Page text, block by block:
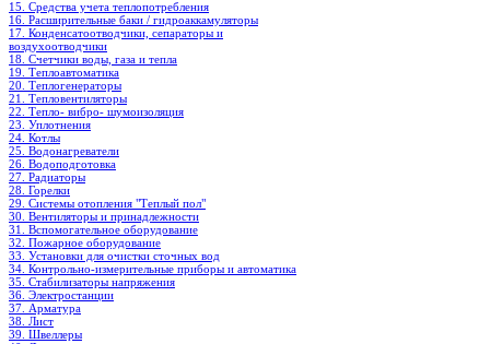
15. Средства учета теплопотребления
16. Расширительные баки / гидроаккамуляторы
17. Конденсатоотводчики, сепараторы и
воздухоотводчики
18. Счетчики воды, газа и тепла
19. Теплоавтоматика
20. Теплогенераторы
21. Тепловентиляторы
22. Тепло- вибро- шумоизоляция
23. Уплотнения
24. Котлы
25. Водонагреватели
26. Водоподготовка
27. Радиаторы
28. Горелки
29. Системы отопления "Теплый пол"
30. Вентиляторы и принадлежности
31. Вспомогательное оборудование
32. Пожарное оборудование
33. Установки для очистки сточных вод
34. Контрольно-измерительные приборы и автоматика
35. Стабилизаторы напряжения
36. Электростанции
37. Арматура
38. Лист
39. Швеллеры